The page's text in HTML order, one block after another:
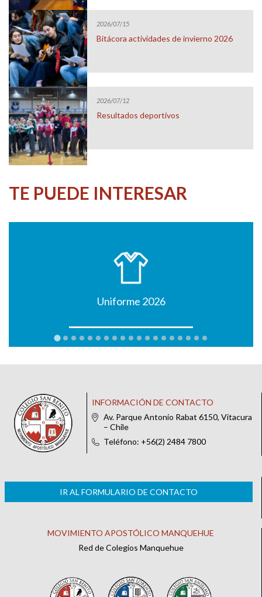
2026/07/15
Bitácora actividades de invierno 2026
2026/07/12
Resultados deportivos
TE PUEDE INTERESAR
Uniforme 2026
INFORMACIÓN DE CONTACTO
Av. Parque Antonio Rabat 6150, Vitacura
– Chile
Teléfono: +56(2) 2484 7800
IR AL FORMULARIO DE CONTACTO
MOVIMIENTO APOSTÓLICO MANQUEHUE
Red de Colegios Manquehue